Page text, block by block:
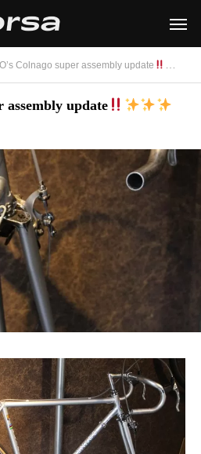
Colnago super assembly update
assembly update